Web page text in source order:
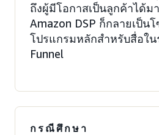
ถึงผู้มีโอกาสเป็นลูกค้าได้ม
Amazon DSP ก็กลายเป็น
โปรแกรมหลักสำหรับสื่อใน
Funnel
กรณีศึกษา